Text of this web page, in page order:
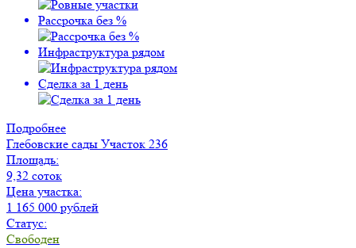
Рассрочка без %
Инфраструктура рядом
Сделка за 1 день
Подробнее
Глебовские сады Участок 236
Площадь:
9,32 соток
Цена участка:
1 165 000 рублей
Статус:
Свободен